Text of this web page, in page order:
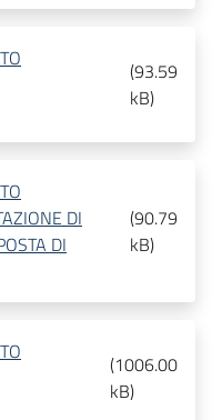
(93.59
kB)
DI
DI
(90.79
kB)
(1006.00
kB)